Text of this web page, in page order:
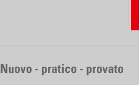
Nuovo - pratico - provato